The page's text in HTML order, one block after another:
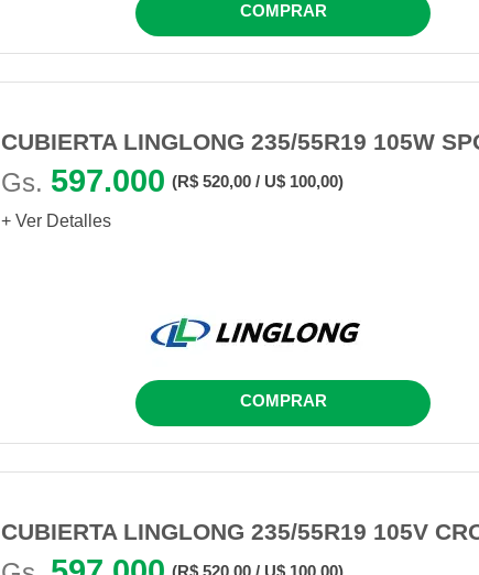
COMPRAR
CUBIERTA LINGLONG 235/55R19 105W
Gs. 597.000 (R$ 520,00 / U$ 100,00)
+ Ver Detalles
COMPRAR
CUBIERTA LINGLONG 235/55R19 105V